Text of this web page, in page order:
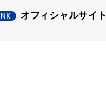
オフィシャルサイト